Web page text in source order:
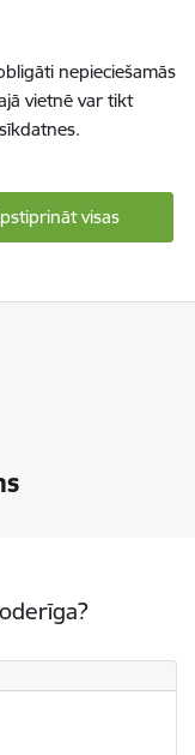
nepieciešamās
vietnē var tikt
visas